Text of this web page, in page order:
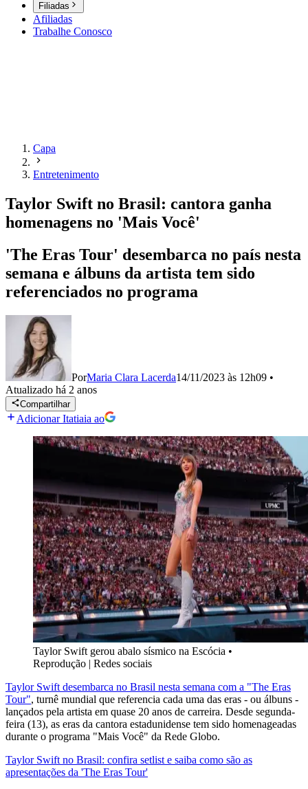
Filiadas
Afiliadas
Trabalhe Conosco
Capa
Entretenimento
Taylor Swift no Brasil: cantora ganha
homenagens no 'Mais Você'
'The Eras Tour' desembarca no país nesta
semana e álbuns da artista tem sido
referenciados no programa
PorMaria Clara Lacerda14/11/2023 às 12h09 •
Atualizado há 2 anos
Compartilhar
Adicionar Itatiaia ao
Taylor Swift gerou abalo sísmico na Escócia •
Reprodução | Redes sociais
Taylor Swift desembarca no Brasil nesta semana com a "The Eras
Tour", turnê mundial que referencia cada uma das eras - ou álbuns -
lançados pela artista em quase 20 anos de carreira. Desde segunda-
feira (13), as eras da cantora estadunidense tem sido homenageadas
durante o programa "Mais Você" da Rede Globo.
Taylor Swift no Brasil: confira setlist e saiba como são as
apresentações da 'The Eras Tour'